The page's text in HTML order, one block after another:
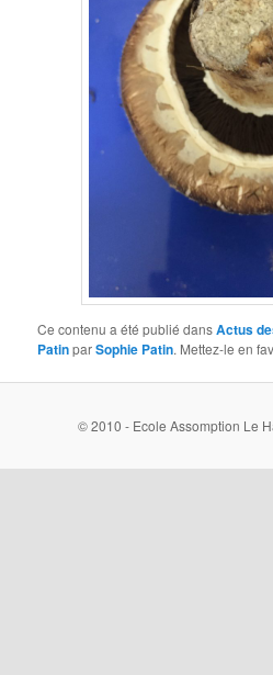
Ce contenu a été publié dansActus
PatinparSophie Patin. Mettez-le en
© 2010 - Ecole Assomption Le